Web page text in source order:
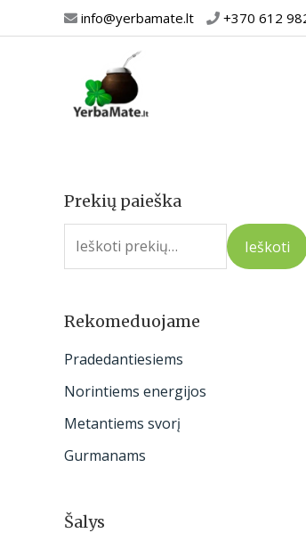
prie
info@yerbamate.lt +370 612
Prekių paieška
I
e
o
:
Ieškoti
Rekomeduojame
Pradedantiesiems
Norintiems energijos
Metantiems svorį
Gurmanams
Šalys